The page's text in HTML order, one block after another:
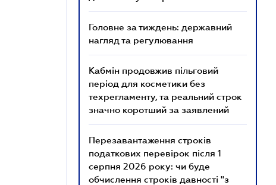
Головне за тиждень: державний
нагляд та регулювання
Кабмін продовжив пільговий
період для косметики без
техрегламенту, та реальний строк
значно коротший за заявлений
Перезавантаження строків
податкових перевірок після 1
серпня 2026 року: чи буде
обчислення строків давності "з